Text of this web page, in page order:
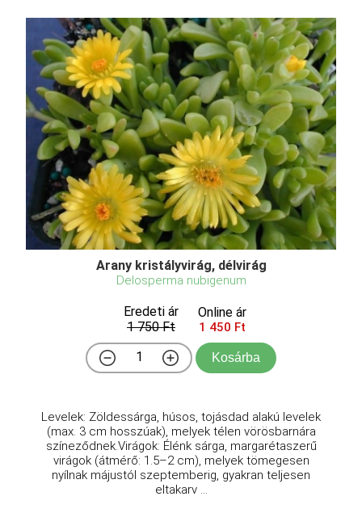
Arany kristályvirág, délvirág
Delosperma nubigenum
Eredeti ár
1 750 Ft
Online ár
1 450 Ft
Kosárba
Levelek: Zöldessárga, húsos, tojásdad alakú levelek
(max. 3 cm hosszúak), melyek télen vörösbarnára
színeződnek.Virágok: Élénk sárga, margarétaszerű
virágok (átmérő: 1.5–2 cm), melyek tömegesen
nyílnak májustól szeptemberig, gyakran teljesen
eltakarv ...